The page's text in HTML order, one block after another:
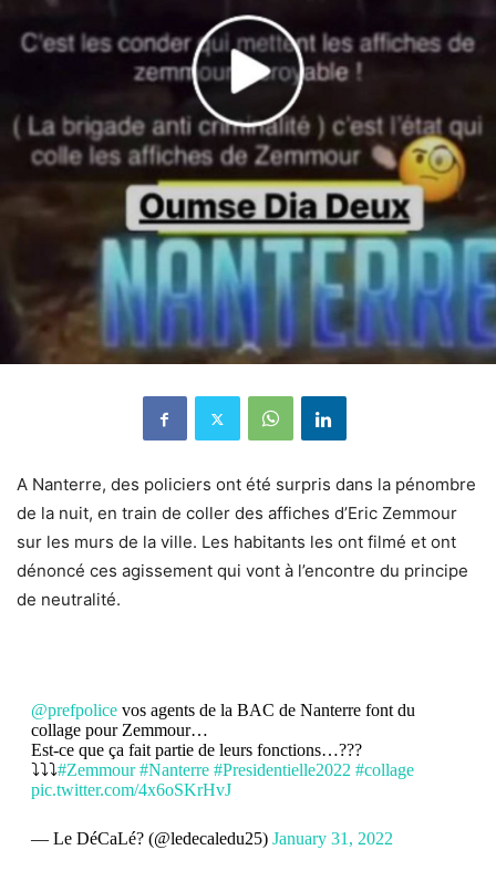
A Nanterre, des policiers ont été surpris dans la pénombre
de la nuit, en train de coller des affiches d’Eric Zemmour
sur les murs de la ville. Les habitants les ont filmé et ont
dénoncé ces agissement qui vont à l’encontre du principe
de neutralité.
@prefpolicevos agents de la BAC de Nanterre font du
collage pour Zemmour…
Est-ce que ça fait partie de leurs fonctions…???
⤵️⤵️⤵️#Zemmour #Nanterre #Presidentielle2022 #collage
pic.twitter.com/4x6oSKrHvJ
— Le DéCaLé? (@ledecaledu25) January 31, 2022